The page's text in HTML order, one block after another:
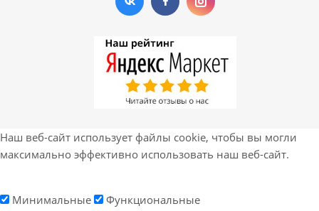
Наш веб-сайт использует файлы cookie, чтобы вы могли
максимально эффективно использовать наш веб-сайт.
Минимальные Функциональные